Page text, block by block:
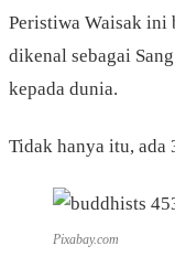
Peristiwa Waisak ini
dikenal sebagai
kepada dunia.
Tidak hanya itu, ada
Pixabay.com